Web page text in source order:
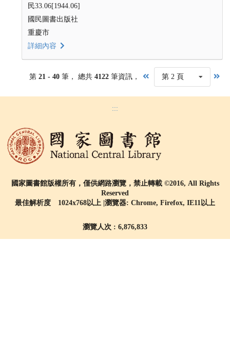
民33.06[1944.06]
國民圖書出版社
重慶市
詳細內容
第 21 - 40 筆， 總共 4122筆資訊， 第 2 頁
:::
國家圖書館版權所有，僅供網路瀏覽，禁止轉載 ©2016, All Rights
Reserved
最佳解析度 1024x768以上 |瀏覽器: Chrome, Firefox, IE11以上
瀏覽人次 : 6,876,833